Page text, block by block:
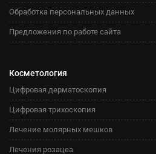
Обработка персональных данных
Предложения по работе сайта
Косметология
Цифровая дерматоскопия
Цифровая трихоскопия
Лечение молярных мешков
Лечения розацеа